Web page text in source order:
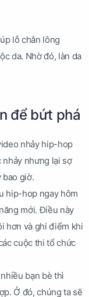
lỗ chân lông
da. Nhờ đó, làn da
để bứt phá
nhảy hip-hop
nhưng lại sợ
bao giờ.
hip-hop ngay hôm
mới. Điều này
hơn và ghi điểm khi
cuộc thi tổ chức
bạn bè thì
Ở đó, chúng ta sẽ